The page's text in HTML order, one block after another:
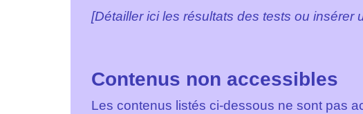
[Détailler ici les résultats des tests ou insérer
Contenus non accessibles
Les contenus listés ci-dessous ne sont pas